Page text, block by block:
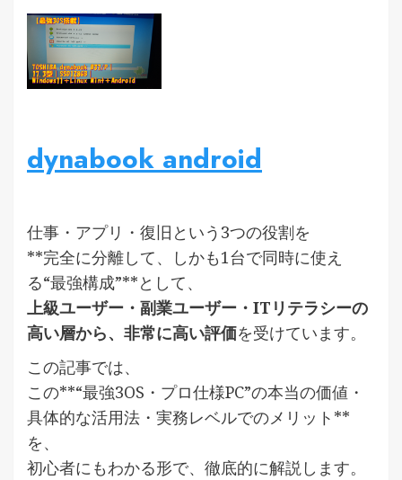
dynabook android
仕事・アプリ・復旧という3つの役割を
**完全に分離して、しかも1台で同時に使え
る“最強構成”**として、
上級ユーザー・副業ユーザー・ITリテラシーの
高い層から、非常に高い評価を受けています。
この記事では、
この**“最強3OS・プロ仕様PC”の本当の価値・
具体的な活用法・実務レベルでのメリット**
を、
初心者にもわかる形で、徹底的に解説します。